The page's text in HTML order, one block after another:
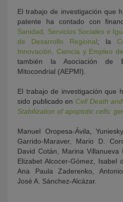
El trabajo de investigación que
patente ha contado con
Sanidad, Servicios Sociales e
de Desarrollo Regional; la
Innovación, Ciencia y Empleo
también la Asociación de
Mitocondrial (AEPMI).
El trabajo de investigación que
sido publicado en Cell Death
Stabilization of apoptotic cells:
Manuel Oropesa-Ávila,
Garrido-Maraver, Mario D.
David Cotán, Marina Villanueva
Elizabet Alcocer-Gómez, Isabel
Ana Paula Zaderenko,
José A. Sánchez-Alcázar.